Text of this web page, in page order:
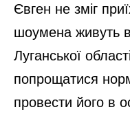
Євген не зміг
шоумена живуть
Луганської
попрощатися
провести його в